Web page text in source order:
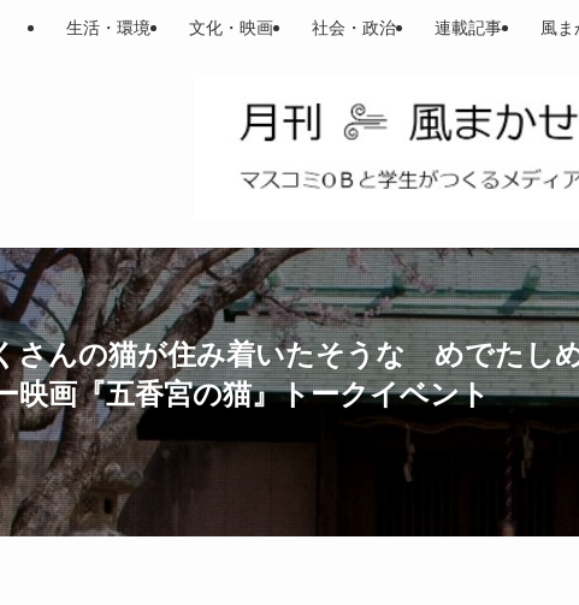
生活・環境 文化・映画 社会・政治 連載記事 風
さんの猫が住み着いたそうな めでた
画『五香宮の猫』トークイベント